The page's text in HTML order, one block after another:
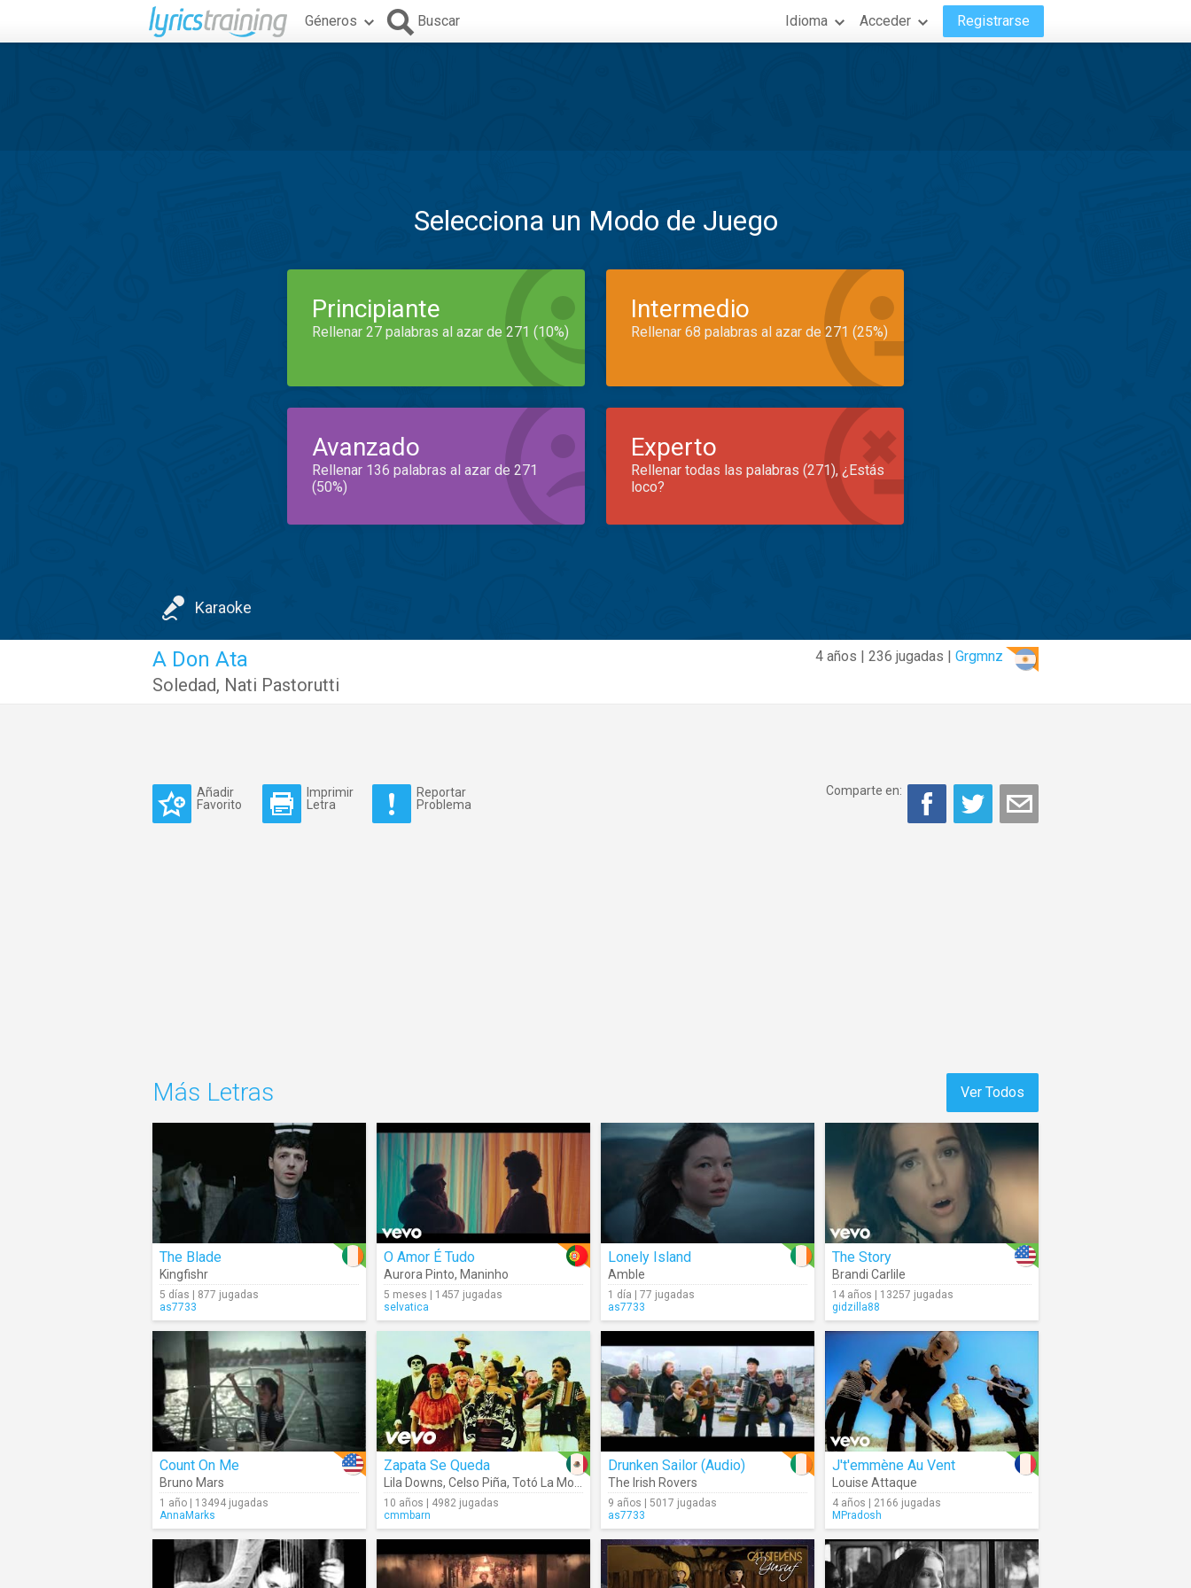
Géneros Buscar Idioma Acceder Registrarse
Selecciona un Modo de Juego
Principiante
Rellenar 27 palabras al azar de 271 (10%)
Intermedio
Rellenar 68 palabras al azar de 271 (25%)
Avanzado
Rellenar 136 palabras al azar de 271
(50%)
Experto
Rellenar todas las palabras (271), ¿Estás
loco?
Karaoke
4 años | 236 jugadas | Grgmnz
A Don Ata
Soledad, Nati Pastorutti
Añadir
Favorito
Imprimir
Letra
Reportar
Problema
Comparte en:
Ver Todos
Más Letras
The Blade
Kingfishr
5 días | 877 jugadas
as7733
O Amor É Tudo
Aurora Pinto, Maninho
5 meses | 1457 jugadas
selvatica
Lonely Island
Amble
1 día | 77 jugadas
as7733
The Story
Brandi Carlile
14 años | 13257 jugadas
gidzilla88
Count On Me
Bruno Mars
1 año | 13494 jugadas
AnnaMarks
Zapata Se Queda
Lila Downs, Celso Piña, Totó La Momposina
10 años | 4982 jugadas
cmmbarn
Drunken Sailor (Audio)
The Irish Rovers
9 años | 5017 jugadas
as7733
J't'emmène Au Vent
Louise Attaque
4 años | 2166 jugadas
MPradosh